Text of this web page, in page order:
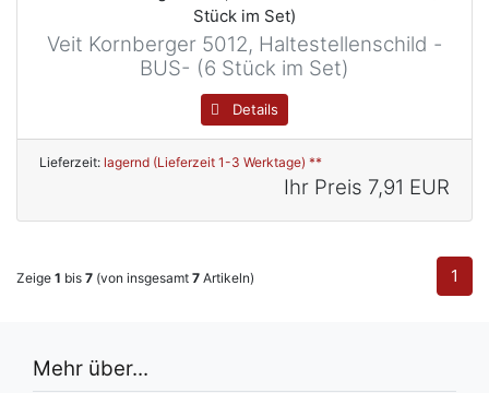
Veit Kornberger 5012, Haltestellenschild -
BUS- (6 Stück im Set)
Details
Lieferzeit: lagernd (Lieferzeit 1-3 Werktage) **
Ihr Preis 7,91 EUR
Zeige 1 bis 7 (von insgesamt 7 Artikeln) 1
Mehr über...